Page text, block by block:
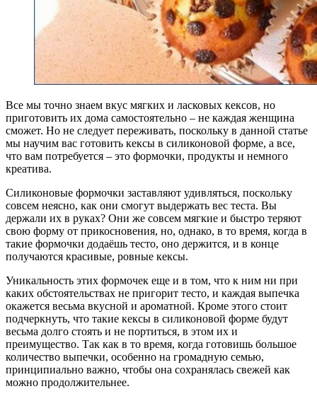
Все мы точно знаем вкус мягких и ласковых кексов, но
приготовить их дома самостоятельно – не каждая женщина
сможет. Но не следует переживать, поскольку в данной статье
мы научим вас готовить кексы в силиконовой форме, а все,
что вам потребуется – это формочки, продукты и немного
креатива.
Силиконовые формочки заставляют удивляться, поскольку
совсем неясно, как они смогут выдержать вес теста. Вы
держали их в руках? Они же совсем мягкие и быстро теряют
свою форму от прикосновения, но, однако, в то время, когда в
такие формочки додаёшь тесто, оно держится, и в конце
получаются красивые, ровные кексы.
Уникальность этих формочек еще и в том, что к ним ни при
каких обстоятельствах не пригорит тесто, и каждая выпечка
окажется весьма вкусной и ароматной. Кроме этого стоит
подчеркнуть, что такие кексы в силиконовой форме будут
весьма долго стоять и не портиться, в этом их и
преимущество. Так как в то время, когда готовишь большое
количество выпечки, особенно на громадную семью,
принципиально важно, чтобы она сохранялась свежей как
можно продолжительнее.